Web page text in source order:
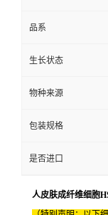
品系
生长状态
物种来源
包装规格
是否进口
人皮肤成纤维细胞